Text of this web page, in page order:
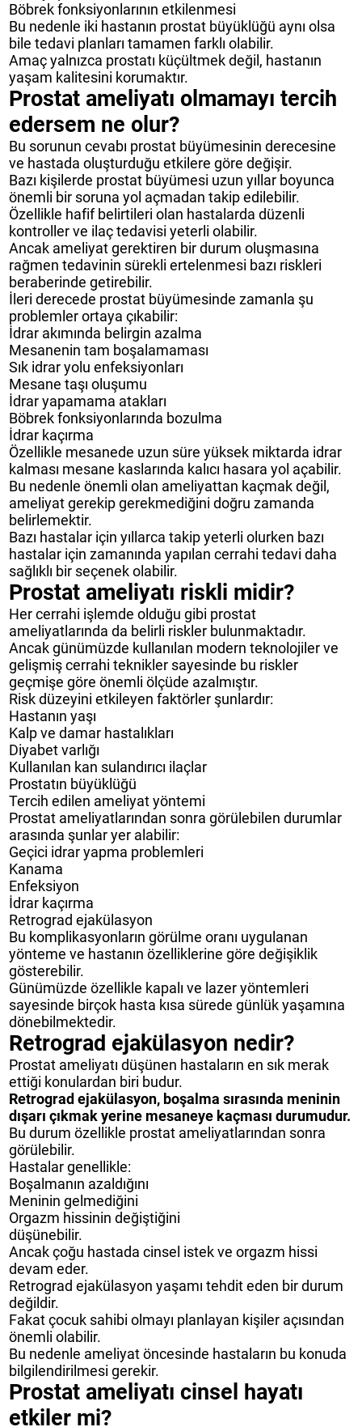
Böbrek fonksiyonlarının etkilenmesi
Bu nedenle iki hastanın prostat büyüklüğü aynı olsa
bile tedavi planları tamamen farklı olabilir.
Amaç yalnızca prostatı küçültmek değil, hastanın
yaşam kalitesini korumaktır.
Prostat ameliyatı olmamayı tercih
edersem ne olur?
Bu sorunun cevabı prostat büyümesinin derecesine
ve hastada oluşturduğu etkilere göre değişir.
Bazı kişilerde prostat büyümesi uzun yıllar boyunca
önemli bir soruna yol açmadan takip edilebilir.
Özellikle hafif belirtileri olan hastalarda düzenli
kontroller ve ilaç tedavisi yeterli olabilir.
Ancak ameliyat gerektiren bir durum oluşmasına
rağmen tedavinin sürekli ertelenmesi bazı riskleri
beraberinde getirebilir.
İleri derecede prostat büyümesinde zamanla şu
problemler ortaya çıkabilir:
İdrar akımında belirgin azalma
Mesanenin tam boşalamaması
Sık idrar yolu enfeksiyonları
Mesane taşı oluşumu
İdrar yapamama atakları
Böbrek fonksiyonlarında bozulma
İdrar kaçırma
Özellikle mesanede uzun süre yüksek miktarda idrar
kalması mesane kaslarında kalıcı hasara yol açabilir.
Bu nedenle önemli olan ameliyattan kaçmak değil,
ameliyat gerekip gerekmediğini doğru zamanda
belirlemektir.
Bazı hastalar için yıllarca takip yeterli olurken bazı
hastalar için zamanında yapılan cerrahi tedavi daha
sağlıklı bir seçenek olabilir.
Prostat ameliyatı riskli midir?
Her cerrahi işlemde olduğu gibi prostat
ameliyatlarında da belirli riskler bulunmaktadır.
Ancak günümüzde kullanılan modern teknolojiler ve
gelişmiş cerrahi teknikler sayesinde bu riskler
geçmişe göre önemli ölçüde azalmıştır.
Risk düzeyini etkileyen faktörler şunlardır:
Hastanın yaşı
Kalp ve damar hastalıkları
Diyabet varlığı
Kullanılan kan sulandırıcı ilaçlar
Prostatın büyüklüğü
Tercih edilen ameliyat yöntemi
Prostat ameliyatlarından sonra görülebilen durumlar
arasında şunlar yer alabilir:
Geçici idrar yapma problemleri
Kanama
Enfeksiyon
İdrar kaçırma
Retrograd ejakülasyon
Bu komplikasyonların görülme oranı uygulanan
yönteme ve hastanın özelliklerine göre değişiklik
gösterebilir.
Günümüzde özellikle kapalı ve lazer yöntemleri
sayesinde birçok hasta kısa sürede günlük yaşamına
dönebilmektedir.
Retrograd ejakülasyon nedir?
Prostat ameliyatı düşünen hastaların en sık merak
ettiği konulardan biri budur.
Retrograd ejakülasyon, boşalma sırasında meninin
dışarı çıkmak yerine mesaneye kaçması durumudur.
Bu durum özellikle prostat ameliyatlarından sonra
görülebilir.
Hastalar genellikle:
Boşalmanın azaldığını
Meninin gelmediğini
Orgazm hissinin değiştiğini
düşünebilir.
Ancak çoğu hastada cinsel istek ve orgazm hissi
devam eder.
Retrograd ejakülasyon yaşamı tehdit eden bir durum
değildir.
Fakat çocuk sahibi olmayı planlayan kişiler açısından
önemli olabilir.
Bu nedenle ameliyat öncesinde hastaların bu konuda
bilgilendirilmesi gerekir.
Prostat ameliyatı cinsel hayatı
etkiler mi?